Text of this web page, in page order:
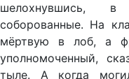
шелохнувшись,
соборованные. На
мёртвую в лоб, а
уполномоченный,
тыле. А когда